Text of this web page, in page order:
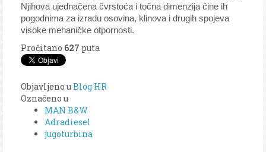
Njihova ujednačena čvrstoća i točna dimenzija čine ih
pogodnima za izradu osovina, klinova i drugih spojeva
visoke mehaničke otpornosti.
Pročitano 627 puta
Objavljeno uBlog HR
Označeno u
MAN B&W
Adradiesel
jugoturbina